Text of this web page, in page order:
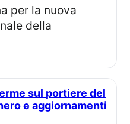
per la nuova
della
e aggiornamenti